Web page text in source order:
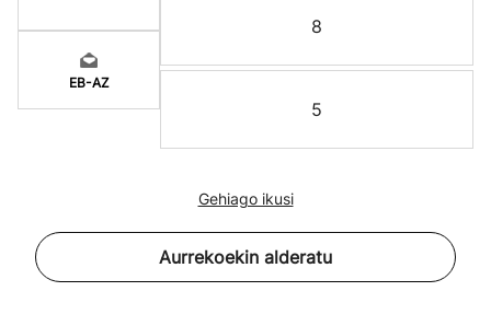
EB-AZ
8
5
Gehiago ikusi
Aurrekoekin alderatu